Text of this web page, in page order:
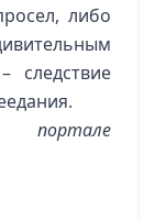
либо
портале